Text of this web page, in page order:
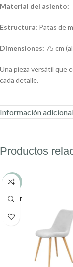
Material del asiento:
Estructura: Patas de
Dimensiones: 75 cm
Una pieza versátil que
cada detalle.
Información adicional
Productos
-16%
AGOT
ADO